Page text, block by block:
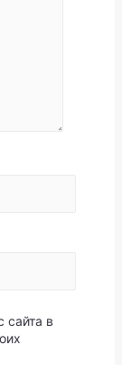
сайта в